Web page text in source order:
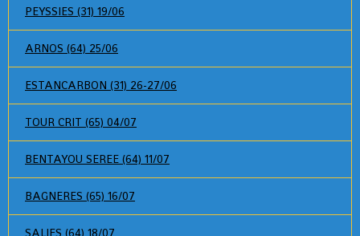
PEYSSIES (31) 19/06
ARNOS (64) 25/06
ESTANCARBON (31) 26-27/06
TOUR CRIT (65) 04/07
BENTAYOU SEREE (64) 11/07
BAGNERES (65) 16/07
SALIES (64) 18/07